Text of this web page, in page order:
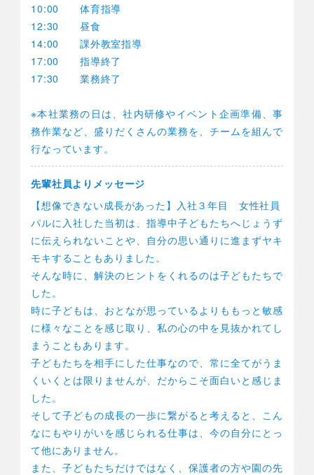
10:00 体育指導
12:30 昼食
14:00 課外教室指導
17:00 指導終了
17:30 業務終了
※本社業務の日は、社内研修やイベント企画準備、事
務作業など、盛りだくさんの業務を、チームを組んで
行なっています。
先輩社員より メッセージ
【想像できない成長があった】入社３年目 女性社員
パルに入社した当初は、指導中子どもたちへじょうず
に伝えられないことや、自分の思い通りに進まずヤキ
モキすることもありました。
そんな時に、解決のヒントをくれるのは子どもたちで
した。
時に子どもは、おとなが思っているよりももっと敏感
に様々なことを感じ取り、私の心の中を見抜かれてし
まうこともあります。
子どもたちを相手にした仕事なので、常に全てがうま
くいくとは限りませんが、だからこそ面白いと感じま
した。
そして子どもの成長の一歩に繋がると考えると、こん
なにもやりがいを感じられる仕事は、今の自分にとっ
て他にありません。
また、子どもたちだけではなく、保護者の方や園の先